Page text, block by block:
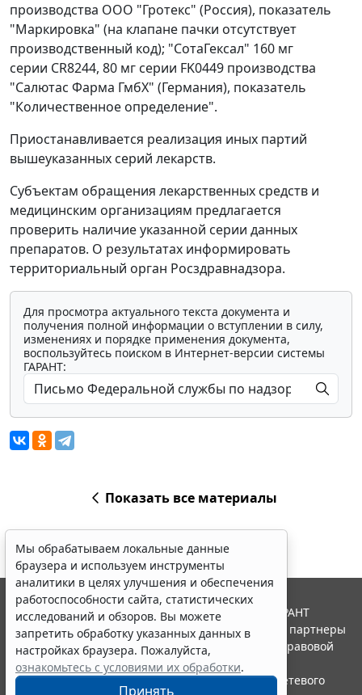
производства ООО "Гротекс" (Россия), показатель
"Маркировка" (на клапане пачки отсутствует
производственный код); "СотаГексал" 160 мг
серии CR8244, 80 мг серии FK0449 производства
"Салютас Фарма ГмбХ" (Германия), показатель
"Количественное определение".
Приостанавливается реализация иных партий
вышеуказанных серий лекарств.
Субъектам обращения лекарственных средств и
медицинским организациям предлагается
проверить наличие указанной серии данных
препаратов. О результатах информировать
территориальный орган Росздравнадзора.
Для просмотра актуального текста документа и
получения полной информации о вступлении в силу,
изменениях и порядке применения документа,
воспользуйтесь поиском в Интернет-версии системы
ГАРАНТ:
Показать все материалы
Мы обрабатываем локальные данные
браузера и используем инструменты
аналитики в целях улучшения и обеспечения
работоспособности сайта, статистических
исследований и обзоров. Вы можете
запретить обработку указанных данных в
настройках браузера. Пожалуйста,
ознакомьтесь с условиями их обработки.
Принять
© ООО "НПП "ГАРАНТ-СЕРВИС", 2026. Система ГАРАНТ
выпускается с 1990 года. Компания "Гарант" и ее партнеры
являются участниками Российской ассоциации правовой
информации ГАРАНТ.
Портал ГАРАНТ.РУ зарегистрирован в качестве сетевого